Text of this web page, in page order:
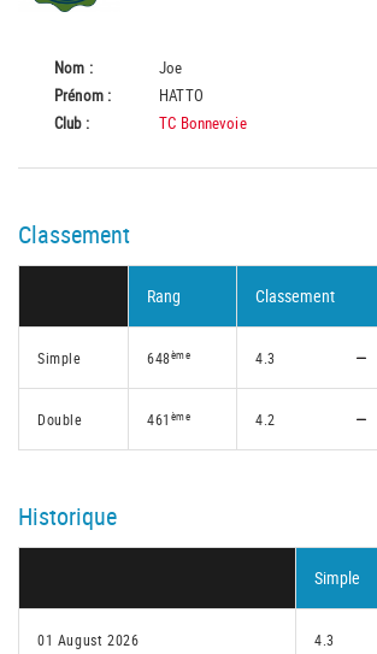
Nom :
Joe
Prénom :
HATTO
Club :
TC Bonnevoie
Classement
Rang Classement
Simple 648ème 4.3
Double 461 ème 4.2
Historique
Simple
01 August 2026 4.3